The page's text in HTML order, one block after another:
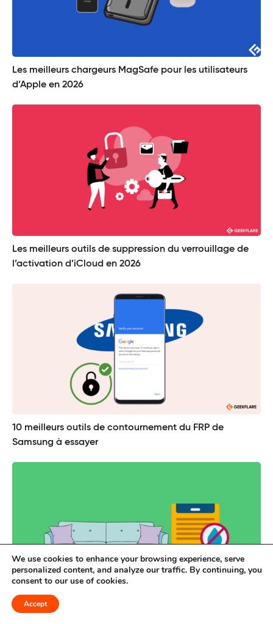
Les meilleurs chargeurs MagSafe pour les utilisateurs
d’Apple en 2026
Les meilleurs outils de suppression du verrouillage de
l’activation d’iCloud en 2026
10 meilleurs outils de contournement du FRP de
Samsung à essayer
14 meilleurs déshumidificateurs pour votre
We use cookies to enhance your browsing experience, serve
personalized content, and analyze our traffic. By continuing, you
consent to our use of cookies.
Accept